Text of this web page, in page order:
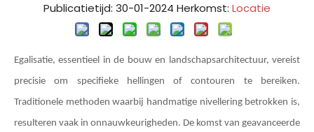
Publicatietijd: 30-01-2024 Herkomst: Locatie
Egalisatie, essentieel in de bouw en landschapsarchitectuur, vereist
precisie om specifieke hellingen of contouren te bereiken.
Traditionele methoden waarbij handmatige nivellering betrokken is,
resulteren vaak in onnauwkeurigheden. De komst van geavanceerde